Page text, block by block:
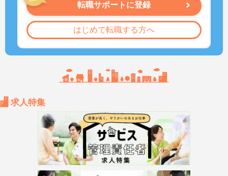
転職サポートに登録
はじめて転職する方へ
求人特集